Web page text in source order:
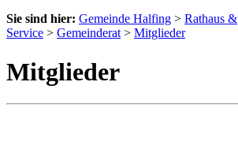
Sie sind hier: Gemeinde Halfing > Rathaus &
Service > Gemeinderat > Mitglieder
Mitglieder